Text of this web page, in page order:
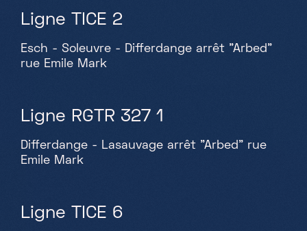
Ligne TICE 2
Esch - Soleuvre - Differdange arrêt "Arbed"
rue Emile Mark
Ligne RGTR 327 1
Differdange - Lasauvage arrêt "Arbed" rue
Emile Mark
Ligne TICE 6